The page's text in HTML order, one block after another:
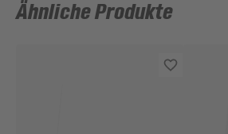
Ähnliche Produkte